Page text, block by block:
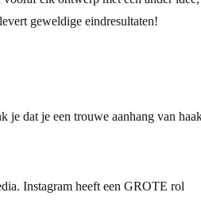
verwerkt heel mooi en het maakt het